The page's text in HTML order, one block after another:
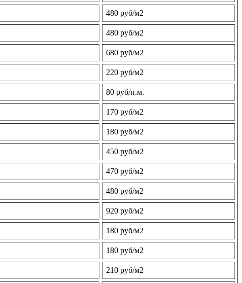
480 руб/м2
480 руб/м2
680 руб/м2
220 руб/м2
80 руб/п.м.
170 руб/м2
180 руб/м2
450 руб/м2
470 руб/м2
480 руб/м2
920 руб/м2
180 руб/м2
180 руб/м2
210 руб/м2